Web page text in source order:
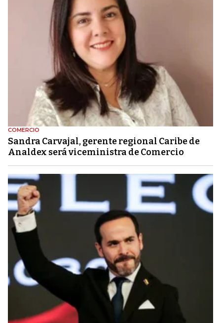
COMERCIO
Sandra Carvajal, gerente regional Caribe de
Analdex será viceministra de Comercio